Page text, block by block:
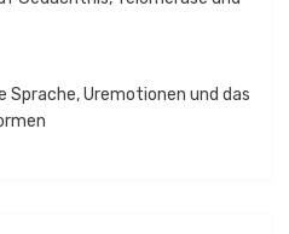
Sprache, Uremotionen und das